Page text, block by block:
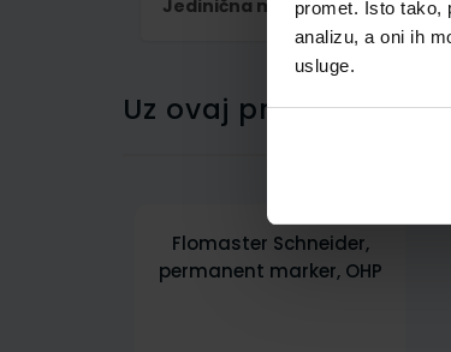
promet. Isto tako,
analizu, a oni ih
usluge.
Jedinična mjera
kom
Uz ovaj proizvod
Flomaster Schneider,
permanent marker, OHP